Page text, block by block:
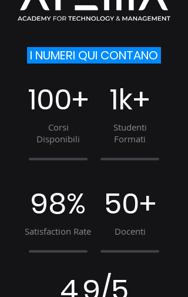
I NUMERI QUI CONTANO
100+
Corsi
Disponibili
1k+
Studenti
Formati
98%
Satisfaction Rate
50+
Docenti